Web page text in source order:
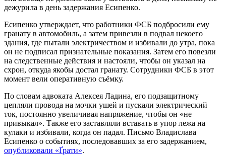
дежурила в день задержания Есипенко.
Есипенко утверждает, что работники ФСБ подбросили ему
гранату в автомобиль, а затем привезли в подвал некоего
здания, где пытали электричеством и избивали до утра, пока
он не подписал признательные показания. Затем его повезли
на следственные действия и настояли, чтобы он указал на
схрон, откуда якобы достал гранату. Сотрудники ФСБ в этот
момент вели оперативную съёмку.
По словам адвоката Алексея Ладина, его подзащитному
цепляли провода на мочки ушей и пускали электрический
ток, постоянно увеличивая напряжение, чтобы он «не
привыкал». Также его заставляли вставать в упор лежа на
кулаки и избивали, когда он падал. Письмо Владислава
Есипенко о событиях, последовавших за его задержанием,
опубликовали «Ґрати».